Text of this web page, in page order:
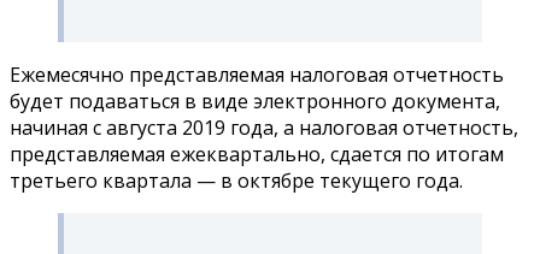
Ежемесячно представляемая налоговая отчетность
будет подаваться в виде электронного документа,
начиная с августа 2019 года, а налоговая отчетность,
представляемая ежеквартально, сдается по итогам
третьего квартала — в октябре текущего года.